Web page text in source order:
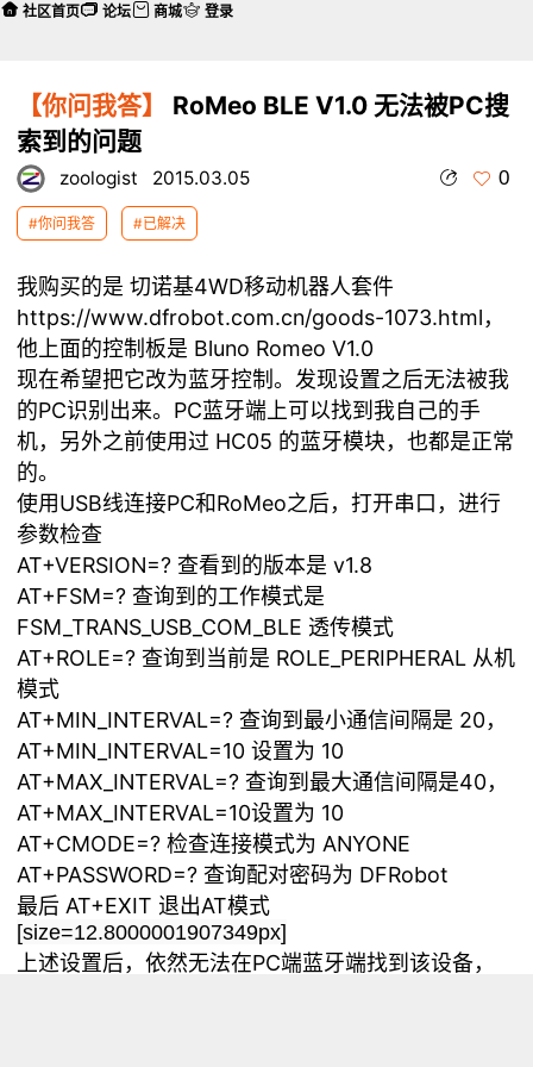
【你问我答】
RoMeo BLE V1.0 无法被PC搜
索到的问题
zoologist 2015.03.05 0
#你问我答 #已解决
我购买的是 切诺基4WD移动机器人套件
https://www.dfrobot.com.cn/goods-1073.html，
他上面的控制板是 Bluno Romeo V1.0
现在希望把它改为蓝牙控制。发现设置之后无法被我
的PC识别出来。PC蓝牙端上可以找到我自己的手
机，另外之前使用过 HC05 的蓝牙模块，也都是正常
的。
使用USB线连接PC和RoMeo之后，打开串口，进行
参数检查
AT+VERSION=? 查看到的版本是 v1.8
AT+FSM=? 查询到的工作模式是
FSM_TRANS_USB_COM_BLE 透传模式
AT+ROLE=? 查询到当前是 ROLE_PERIPHERAL 从机
模式
AT+MIN_INTERVAL=? 查询到最小通信间隔是 20，
AT+MIN_INTERVAL=10 设置为 10
AT+MAX_INTERVAL=? 查询到最大通信间隔是40，
AT+MAX_INTERVAL=10设置为 10
AT+CMODE=? 检查连接模式为 ANYONE
AT+PASSWORD=? 查询配对密码为 DFRobot
最后 AT+EXIT 退出AT模式
[size=12.8000001907349px]
上述设置后，依然无法在PC端蓝牙端找到该设备，
社区首页 论坛 商城 登录